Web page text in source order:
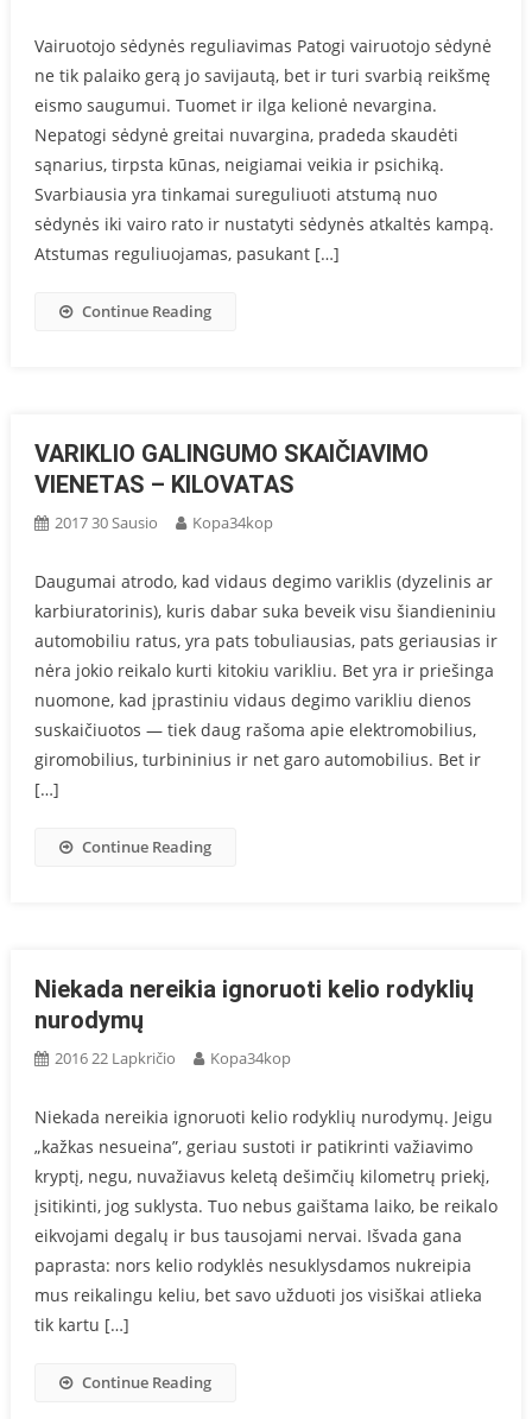
Vairuotojo sėdynės reguliavimas Patogi vairuotojo sėdynė
ne tik palaiko gerą jo savijautą, bet ir turi svarbią reikšmę
eismo saugumui. Tuomet ir ilga kelionė nevargina.
Nepatogi sėdynė greitai nuvargina, pradeda skaudėti
sąnarius, tirpsta kūnas, neigiamai veikia ir psichiką.
Svarbiausia yra tinkamai sureguliuoti atstumą nuo
sėdynės iki vairo rato ir nustatyti sėdynės atkaltės kampą.
Atstumas reguliuojamas, pasukant […]
Continue Reading
VARIKLIO GALINGUMO SKAIČIAVIMO
VIENETAS – KILOVATAS
2017 30 Sausio Kopa34kop
Daugumai atrodo, kad vidaus degimo variklis (dyzelinis ar
karbiuratorinis), kuris dabar suka beveik visu šiandieniniu
automobiliu ratus, yra pats tobuliausias, pats geriausias ir
nėra jokio reikalo kurti kitokiu varikliu. Bet yra ir priešinga
nuomone, kad įprastiniu vidaus degimo varikliu dienos
suskaičiuotos — tiek daug rašoma apie elektromobilius,
giromobilius, turbininius ir net garo automobilius. Bet ir
[…]
Continue Reading
Niekada nereikia ignoruoti kelio rodyklių
nurodymų
2016 22 Lapkričio Kopa34kop
Niekada nereikia ignoruoti kelio rodyklių nurodymų. Jeigu
„kažkas nesueina”, geriau sustoti ir patikrinti važiavimo
kryptį, negu, nuvažiavus keletą dešimčių kilometrų priekį,
įsitikinti, jog suklysta. Tuo nebus gaištama laiko, be reikalo
eikvojami degalų ir bus tausojami nervai. Išvada gana
paprasta: nors kelio rodyklės nesuklysdamos nukreipia
mus reikalingu keliu, bet savo užduoti jos visiškai atlieka
tik kartu […]
Continue Reading